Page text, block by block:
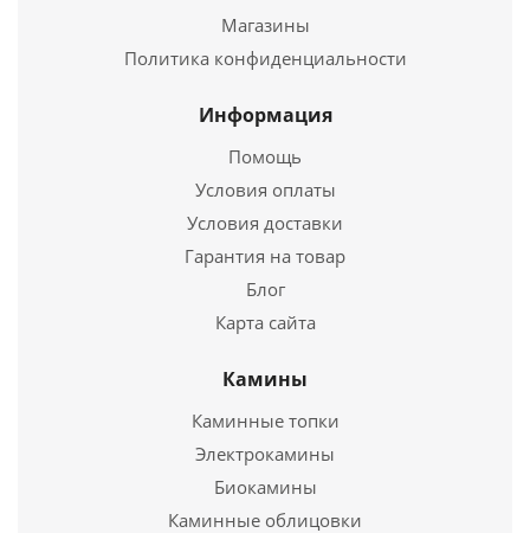
36 760руб.
Подробнее
Купить в 1 клик
Магазины
Политика конфиденциальности
Информация
Помощь
Условия оплаты
Условия доставки
Гарантия на товар
Блог
Карта сайта
Камины
Каминные топки
Электрокамины
Биокамины
Каминные облицовки